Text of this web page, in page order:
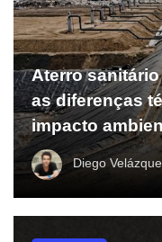
Aterro
as diferenças
impacto
Diego